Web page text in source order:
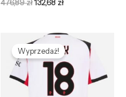
476,89zł132,68 zł
Wyprzedaż!
Pierwotna
cena
wynosiła:
476,89 zł.
Aktualna
cena
wynosi:
132,68 zł.